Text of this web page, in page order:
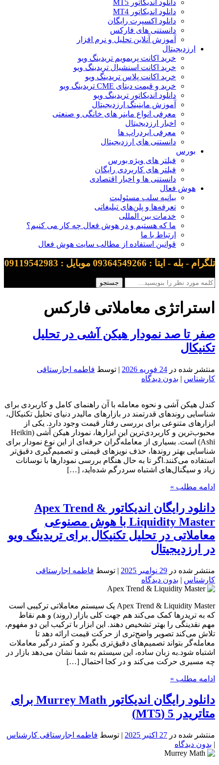
دانلود اندیکاتور MT5
دانلود اندیکاتور MT4
دانلود اکسپرت رایگان
دانستنی های فارکس
آموزش آنلاین تحلیل و نرم افزار
ارزدیجیتال
خرید اکانت پریمویم تریدینگ ویو
خرید اکانت اسنشیال تریدینگ ویو
خرید اکانت پلاس تریدینگ ویو
خرید و قیمت دیتای CME تریدینگ ویو
دانلود اندیکاتور تریدینگ ویو
آموزش ماینینگ ارزدیجیتال
معرفی انواع ماینر های خانگی و صنعتی
اخبار ارزدیجیتال
معرفی ایردراپ ها
دانستنی های ارزدیجیتال
بورس
فیلتر های ویژه بورس
فیلتر های کاربردی رایگان
دانستنی ها و اخبار اقتصادی
هوش فعال
بیانیه سلب مسئولیت
تعرفه‌ها و پلن‌های تبلیغاتی
خدمات بین المللی
ما که هستیم و در هوش فعال چه کار می کنیم؟
ارتباط با ما
قوانین استفاده از مطالب سایت هوش فعال
تلگرام - بله - ایتا : 09364549266 موبایل : 09119542983
استراتژی معاملاتی فارکس
صفر تا صد نمودار هیکن آشی در تحلیل
تکنیکال
منتشر شده در 24 فوریه 2026 | توسط فاطمه اجارستاقی
کارشناس | بدون دیدگاه
کندل هیکن آشی و نحوه معامله با آن راهنمای کامل و کاربردی برای
شناسایی روندهای قدرتمند در بازارهای مالیدر دنیای تحلیل تکنیکال،
ابزارهای متنوعی برای بررسی رفتار قیمت وجود دارد. یکی از
محبوب‌ترین و کاربردی‌ترین این ابزارها، نمودار هیکن آشی (Heikin
Ashi) است. بسیاری از معامله‌گران حرفه‌ای از این نوع نمودار برای
شناسایی بهتر روندها، حذف نویزهای قیمتی و تصمیم‌گیری دقیق‌تر
استفاده می‌کنند.اگر تا به حال هنگام بررسی نمودارها با نوسانات
زیاد و سیگنال‌های اشتباه سردرگم شده‌اید، […]
ادامه مطلب »
دانلود رایگان اندیکاتور Apex Trend &
Liquidity Master با هوش مصنوعی
معاملاتی در تحلیل تکنیکال برای تریدینگ ویو
در ارزدیجیتال
منتشر شده در 29 نوامبر 2025 | توسط فاطمه اجارستاقی
کارشناس | بدون دیدگاه
Apex Trend & Liquidity Master یک سیستم معاملاتی ترکیبی است
که به تریدرها کمک می‌کند هم جهت کلی بازار (روند) و هم نقاط
مهم نقدینگی را بهتر تشخیص دهند. این ابزار با ترکیب این دو مفهوم،
تلاش می‌کند تصویر واضح‌تری از حرکت قیمت ارائه دهد تا
معامله‌گر بتواند تصمیم‌های دقیق‌تری بگیرد و کمتر درگیر معاملات
اشتباه شود.به زبان ساده، این سیستم به شما نشان می‌دهد بازار در
چه مسیری حرکت می‌کند و در کجا احتمال […]
ادامه مطلب »
دانلود رایگان اندیکاتور Murrey Math برای
متاتریدر 5 (MT5)
منتشر شده در 27 اکتبر 2025 | توسط فاطمه اجارستاقی کارشناس
| بدون دیدگاه